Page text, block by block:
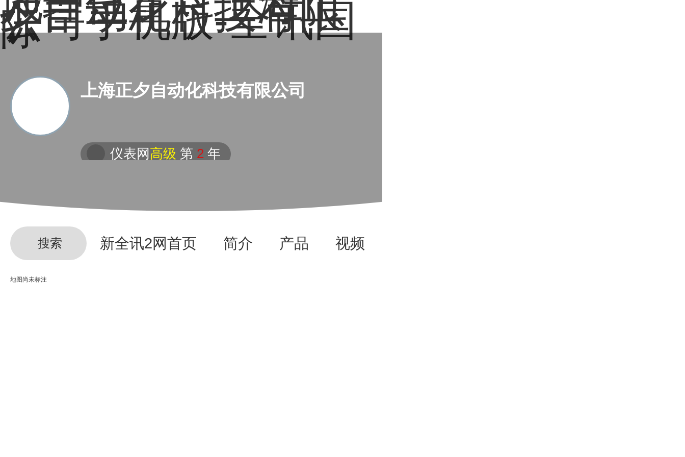
夕自动化科技有限
公司手机版-全讯国
际
上海正夕自动化科技有限公司
仪表网高级 第 2 年
搜索 新全讯2网首页 简介 产品 视频
地图尚未标注